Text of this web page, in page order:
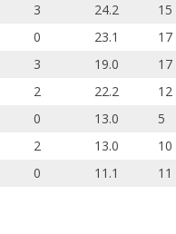
3 24.2 15
0 23.1 17
3 19.0 17
2 22.2 12
0 13.0 5
2 13.0 10
0 11.1 11